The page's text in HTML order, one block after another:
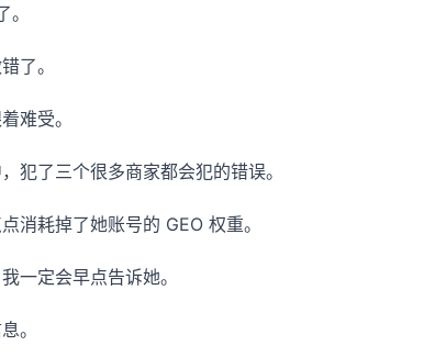
了。
难受。
犯了三个很多商家都会犯的错误。
消耗掉了她账号的 GEO 权重。
一定会早点告诉她。
。